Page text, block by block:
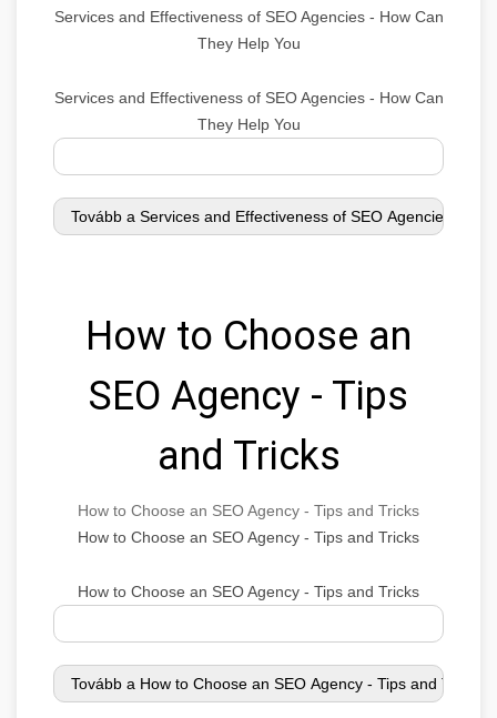
Services and Effectiveness of SEO Agencies - How Can
They Help You
Services and Effectiveness of SEO Agencies - How Can
They Help You
How to Choose an
SEO Agency - Tips
and Tricks
How to Choose an SEO Agency - Tips and Tricks
How to Choose an SEO Agency - Tips and Tricks
How to Choose an SEO Agency - Tips and Tricks